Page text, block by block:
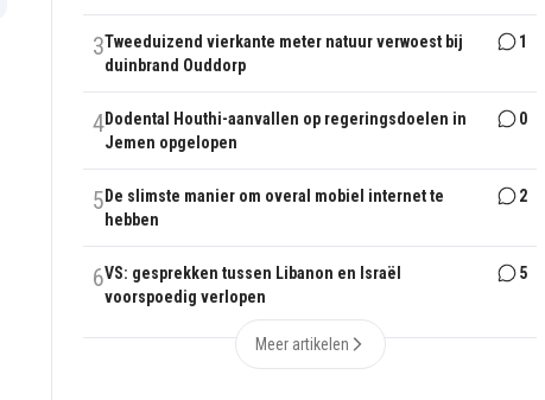
3Tweeduizend vierkante meter natuur verwoest bij
duinbrand Ouddorp
1
4Dodental Houthi-aanvallen op regeringsdoelen in
Jemen opgelopen
0
5 De slimste manier om overal mobiel internet te
hebben
2
6VS: gesprekken tussen Libanon en Israël
voorspoedig verlopen
5
Meer artikelen